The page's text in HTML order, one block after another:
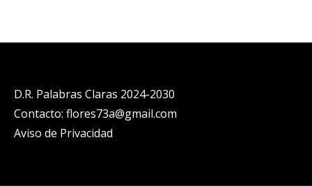
D.R. Palabras Claras 2024-2030
Contacto: flores73a@gmail.com
Aviso de Privacidad